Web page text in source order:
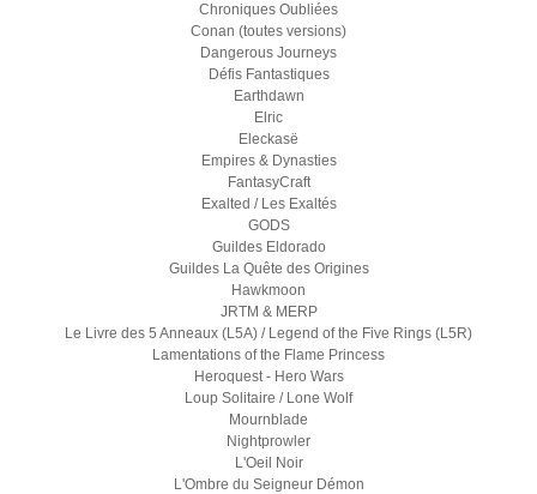
Chroniques Oubliées
Conan (toutes versions)
Dangerous Journeys
Défis Fantastiques
Earthdawn
Elric
Eleckasë
Empires & Dynasties
FantasyCraft
Exalted / Les Exaltés
GODS
Guildes Eldorado
Guildes La Quête des Origines
Hawkmoon
JRTM & MERP
Le Livre des 5 Anneaux (L5A) / Legend of the Five Rings (L5R)
Lamentations of the Flame Princess
Heroquest - Hero Wars
Loup Solitaire / Lone Wolf
Mournblade
Nightprowler
L'Oeil Noir
L'Ombre du Seigneur Démon